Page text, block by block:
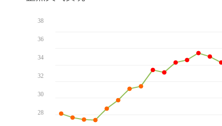
38
36
34
32
30
28